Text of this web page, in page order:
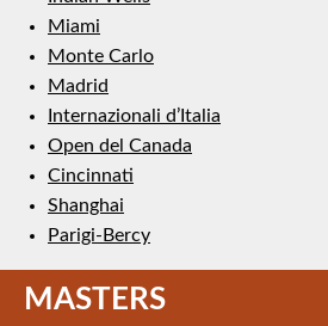
Miami
Monte Carlo
Madrid
Internazionali d’Italia
Open del Canada
Cincinnati
Shanghai
Parigi-Bercy
MASTERS